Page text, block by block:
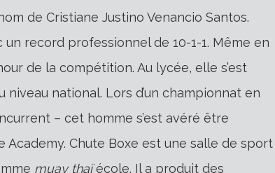
de Cristiane Justino Venancio Santos.
un record professionnel de 10-1-1. Même en
de la compétition. Au lycée, elle s’est
national. Lors d’un championnat en
– cet homme s’est avéré être
Academy. Chute Boxe est une salle de sport
muay thaïécole. Il a produit des